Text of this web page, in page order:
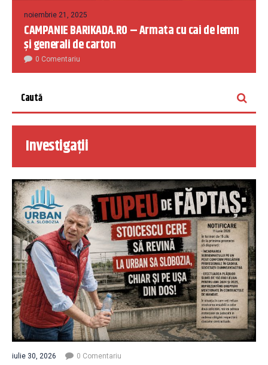
noiembrie 21, 2025
CAMPANIE BARIKADA.RO – Armata cu cai de lemn
și generali de carton
0 Comentariu
Investigații
iulie 30, 2026 0 Comentariu